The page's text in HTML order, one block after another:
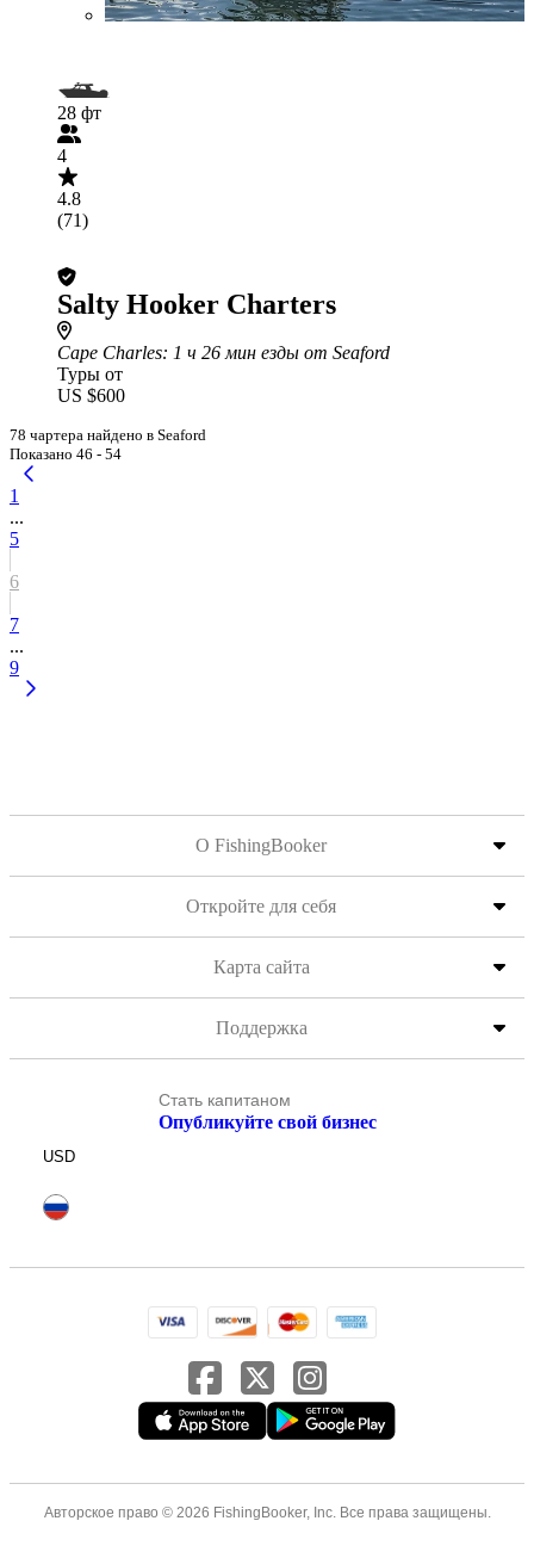
28 фт
4
4.8
(71)
Salty Hooker Charters
Cape Charles: 1 ч 26 мин езды от Seaford
Туры от
US $600
78 чартера найдено в Seaford
Показано 46 - 54
1
...
5
6
7
...
9
О FishingBooker
Откройте для себя
Карта сайта
Поддержка
Стать капитаном
Опубликуйте свой бизнес
USD
Авторское право © 2026 FishingBooker, Inc. Все права защищены.